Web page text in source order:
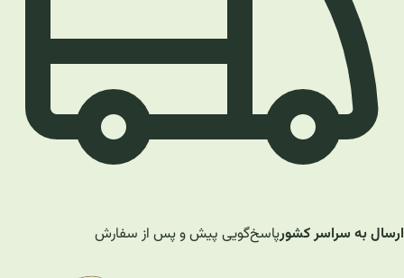
ارسال به سراسر کشورپاسخ‌گویی پیش و پس از سفارش